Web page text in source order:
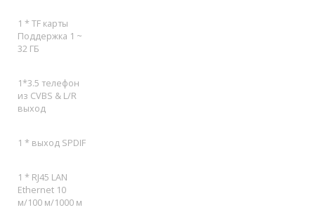
1 * TF карты
Поддержка 1 ~
32 ГБ
1*3.5 телефон
из CVBS & L/R
выход
1 * выход SPDIF
1 * RJ45 LAN
Ethernet 10
м/100 м/1000 м